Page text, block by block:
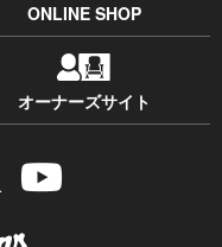
ONLINE SHOP
オーナーズサイト